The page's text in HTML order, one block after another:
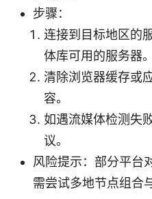
步骤：
连接到目标地区的
体库可用的服务器。
清除浏览器缓存或
容。
如遇流媒体检测失
议。
风险提示：部分平台
需尝试多地节点组合